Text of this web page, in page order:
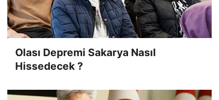
Olası Depremi Sakarya Nasıl
Hissedecek ?